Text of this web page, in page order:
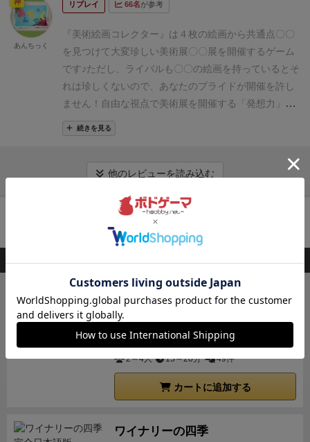
ず、上画像のように場札(絵画市場)があふれかえって
点を見つける！」
という感じですると勝ちやすくなり
ます♪(＾ω＾；)大喜利！※ちなみに共通点〇〇の絵画
を相手が持っていると珍しくないのでＮＧです！相
手の狙いを上手く推理して妨害するのも面白いです♪●
友人[右手に棒を持つ女性]展●あんちっく[非写実画法]
展…１手遅れて敗北～！
リプレイ 66名が参考
『美術絵画コレクター』は ４枚の絵画から共通点〇〇
を見つけて大変珍しい美術展〇〇展を開催するゲーム
です♪ただし、ライバルも〇〇の絵画を持っていると そ
れは珍しくないので、あなたのプライドが開催を許し
ません！ 自由な視点で美術展を開催する「発想力」と
妨害のため相手の絵画から共通点を見つける「推理
力」が試される
生２人の試遊の様子を記事にしました♪(＾＾)
プレイ風
えてしまいます。(このため推理が可能です♪)
は持ち上げやすいように
初期手札(自分のコレクション)は２枚、初
なら美術展の開催を宣言！
(手札４枚必要)
ら場札に１枚足す
③場札から手札に１枚足す
５枚以上なら手札から場札に１枚戻す
以下のルールがあります♪
以内・「＆」「と」を使ってはいけないNG例「ドガ
とモネとミュシャ」展・条件を絞るのはOK！
ゲームの結果としては… 「女性１人」
展開催で勝利～！＼(＾ワ＾)／なお「…サスキアって
というご質問がありましたがレンブラントの奥さんで
続きを見る
神
あんちっく
他のレビューを読み込む
カートに追加する
キングドミノ
欲しいタイルを手に入れて、森や海、草原の
3,300
2～4人 15～20分 49件
カートに追加する
ワイナリーの四季